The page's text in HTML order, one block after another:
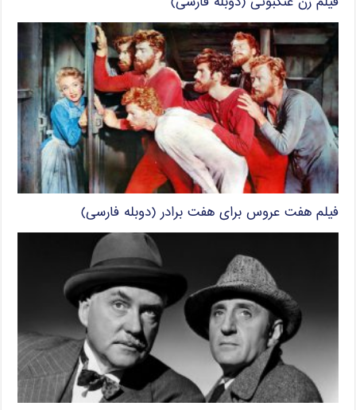
فیلم هفت عروس برای هفت برادر (دوبله فارسی)